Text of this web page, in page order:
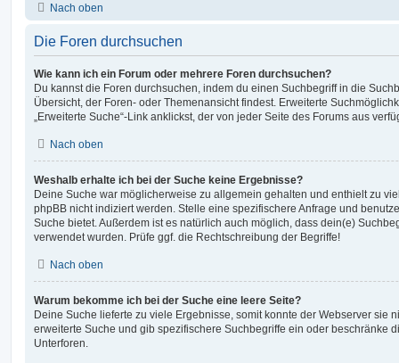
Nach oben
Die Foren durchsuchen
Wie kann ich ein Forum oder mehrere Foren durchsuchen?
Du kannst die Foren durchsuchen, indem du einen Suchbegriff in die
Übersicht, der Foren- oder Themenansicht findest. Erweiterte
„Erweiterte Suche“-Link anklickst, der von jeder Seite des Forums aus
Nach oben
Weshalb erhalte ich bei der Suche keine Ergebnisse?
Deine Suche war möglicherweise zu allgemein gehalten und enthielt zu
phpBB nicht indiziert werden. Stelle eine spezifischere Anfrage und
Suche bietet. Außerdem ist es natürlich auch möglich, dass dein(e)
verwendet wurden. Prüfe ggf. die Rechtschreibung der Begriffe!
Nach oben
Warum bekomme ich bei der Suche eine leere Seite?
Deine Suche lieferte zu viele Ergebnisse, somit konnte der Webserver sie
erweiterte Suche und gib spezifischere Suchbegriffe ein oder beschränke
Unterforen.